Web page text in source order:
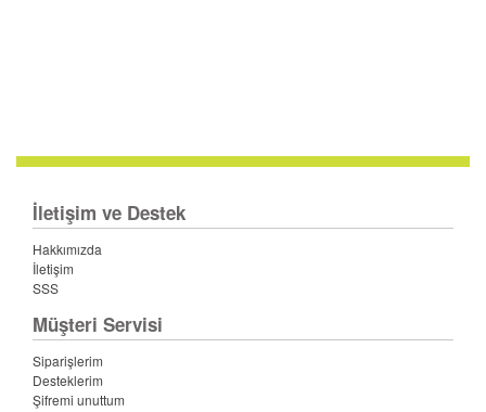
İletişim ve Destek
Hakkımızda
İletişim
SSS
Müşteri Servisi
Siparişlerim
Desteklerim
Şifremi unuttum